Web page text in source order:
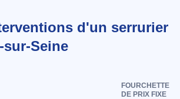
d'un serrurier
Seine
FOURCHETTE
DE PRIX FIXE